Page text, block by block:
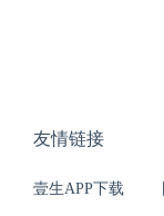
友情链接
壹生APP下载